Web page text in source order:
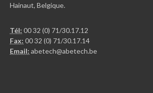
Hainaut, Belgique.
Tél: 00 32 (0) 71/30.17.12
Fax: 00 32 (0) 71/30.17.14
Email: abetech@abetech.be